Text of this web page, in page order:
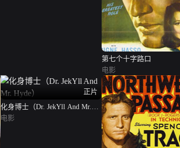
第七个十字路口
电影
正片
化身博士（Dr. JekYll And Mr.
Hyde）
电影